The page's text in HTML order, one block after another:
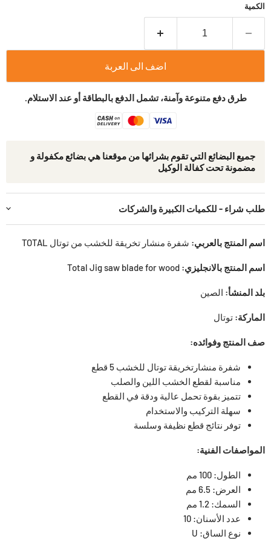
الكمية
اضف الى العربة
طرق دفع متنوعة وآمنة، تشمل الدفع بالبطاقة أو عند الاستلام.
جمیع البضائع التي تقوم بشرائھا من موقعنا ھي بضائع مكفولة و
مضمونة تحت كفالة الوكيل
طلب شراء - للكميات الكبيرة والشركات
اسم المنتج بالعربي: شفرة منشار تخريقة للخشب من توتال TOTAL
اسم المنتج بالانجليزي:
بلد المنشأ: الصين
الماركة: توتال
صف المنتج وفوائده:
شفرة منشارتخريقة توتال للخشب 5 قطع
مناسبة لقطع الخشب اللين والصلب
تتميز بقوة تحمل عالية ودقة في القطع
سهلة التركيب والاستخدام
توفر نتائج قطع نظيفة وسلسة
المواصفات الفنية:
الطول: 100 مم
العرض: 6.5 مم
السمك: 1.2 مم
عدد الأسنان: 10
نوع الساق: U